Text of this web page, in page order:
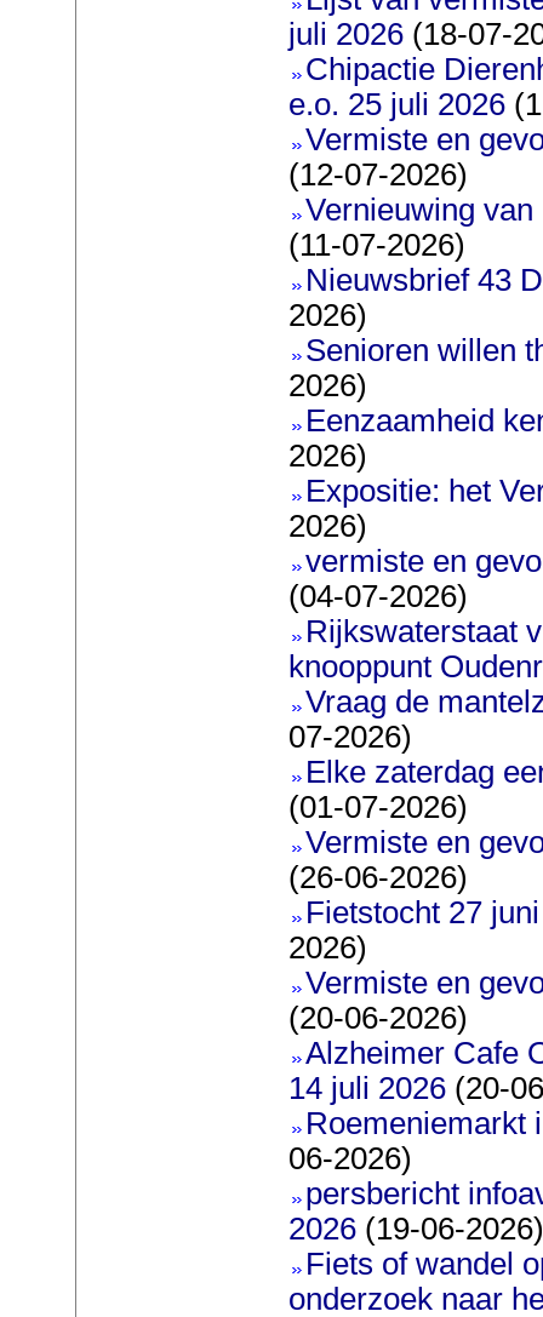
juli 2026 (18-07-
Chipactie
e.o. 25 juli 2026
Vermiste en
(12-07-2026)
Vernieuwing
(11-07-2026)
Nieuwsbrief 43
2026)
Senioren willen
2026)
Eenzaamheid
2026)
Expositie: het
2026)
vermiste en
(04-07-2026)
Rijkswaterstaat
knooppunt
Vraag de
07-2026)
Elke zaterdag
(01-07-2026)
Vermiste en
(26-06-2026)
Fietstocht 27
2026)
Vermiste en
(20-06-2026)
Alzheimer Cafe
14 juli 2026 (20-
Roemeniemarkt
06-2026)
persbericht
2026 (19-06-2026)
Fiets of wandel
onderzoek naar